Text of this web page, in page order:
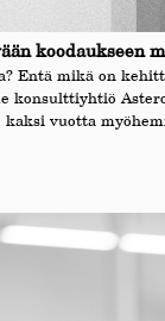
koodaukseen
Entä mikä on
konsulttiyhtiö
vuotta